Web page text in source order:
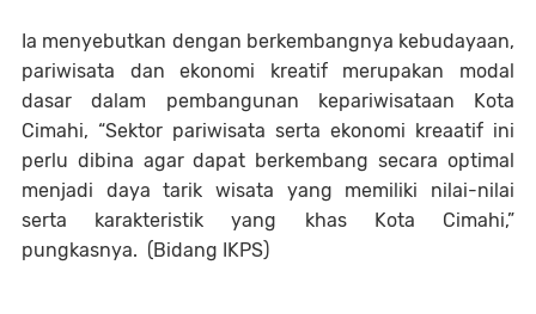
Ia menyebutkan dengan berkembangnya kebudayaan,
pariwisata dan ekonomi kreatif merupakan modal
dasar dalam pembangunan kepariwisataan Kota
Cimahi, “Sektor pariwisata serta ekonomi kreaatif ini
perlu dibina agar dapat berkembang secara optimal
menjadi daya tarik wisata yang memiliki nilai-nilai
serta karakteristik yang khas Kota Cimahi,”
pungkasnya. (Bidang IKPS)